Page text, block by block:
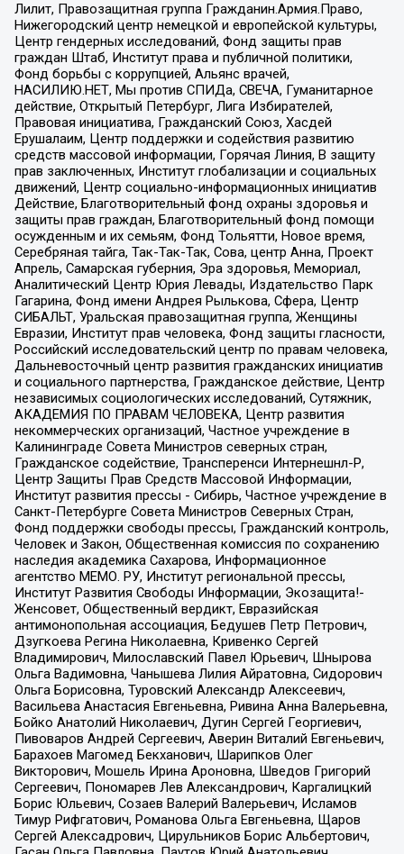
Лилит, Правозащитная группа Гражданин.Армия.Право,
Нижегородский центр немецкой и европейской культуры,
Центр гендерных исследований, Фонд защиты прав
граждан Штаб, Институт права и публичной политики,
Фонд борьбы с коррупцией, Альянс врачей,
НАСИЛИЮ.НЕТ, Мы против СПИДа, СВЕЧА, Гуманитарное
действие, Открытый Петербург, Лига Избирателей,
Правовая инициатива, Гражданский Союз, Хасдей
Ерушалаим, Центр поддержки и содействия развитию
средств массовой информации, Горячая Линия, В защиту
прав заключенных, Институт глобализации и социальных
движений, Центр социально-информационных инициатив
Действие, Благотворительный фонд охраны здоровья и
защиты прав граждан, Благотворительный фонд помощи
осужденным и их семьям, Фонд Тольятти, Новое время,
Серебряная тайга, Так-Так-Так, Сова, центр Анна, Проект
Апрель, Самарская губерния, Эра здоровья, Мемориал,
Аналитический Центр Юрия Левады, Издательство Парк
Гагарина, Фонд имени Андрея Рылькова, Сфера, Центр
СИБАЛЬТ, Уральская правозащитная группа, Женщины
Евразии, Институт прав человека, Фонд защиты гласности,
Российский исследовательский центр по правам человека,
Дальневосточный центр развития гражданских инициатив
и социального партнерства, Гражданское действие, Центр
независимых социологических исследований, Сутяжник,
АКАДЕМИЯ ПО ПРАВАМ ЧЕЛОВЕКА, Центр развития
некоммерческих организаций, Частное учреждение в
Калининграде Совета Министров северных стран,
Гражданское содействие, Трансперенси Интернешнл-Р,
Центр Защиты Прав Средств Массовой Информации,
Институт развития прессы - Сибирь, Частное учреждение в
Санкт-Петербурге Совета Министров Северных Стран,
Фонд поддержки свободы прессы, Гражданский контроль,
Человек и Закон, Общественная комиссия по сохранению
наследия академика Сахарова, Информационное
агентство МЕМО. РУ, Институт региональной прессы,
Институт Развития Свободы Информации, Экозащита!-
Женсовет, Общественный вердикт, Евразийская
антимонопольная ассоциация, Бедушев Петр Петрович,
Дзугкоева Регина Николаевна, Кривенко Сергей
Владимирович, Милославский Павел Юрьевич, Шнырова
Ольга Вадимовна, Чанышева Лилия Айратовна, Сидорович
Ольга Борисовна, Туровский Александр Алексеевич,
Васильева Анастасия Евгеньевна, Ривина Анна Валерьевна,
Бойко Анатолий Николаевич, Дугин Сергей Георгиевич,
Пивоваров Андрей Сергеевич, Аверин Виталий Евгеньевич,
Барахоев Магомед Бекханович, Шарипков Олег
Викторович, Мошель Ирина Ароновна, Шведов Григорий
Сергеевич, Пономарев Лев Александрович, Каргалицкий
Борис Юльевич, Созаев Валерий Валерьевич, Исламов
Тимур Рифгатович, Романова Ольга Евгеньевна, Щаров
Сергей Алексадрович, Цирульников Борис Альбертович,